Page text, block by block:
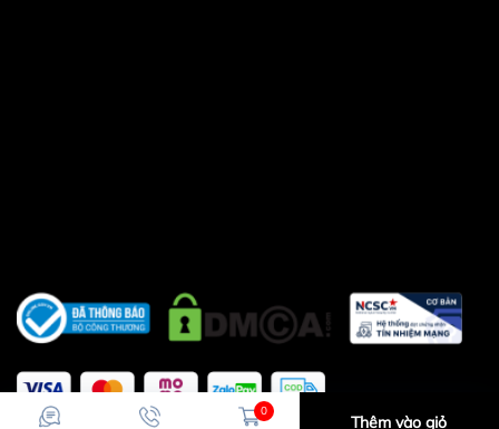
0
Thêm vào giỏ